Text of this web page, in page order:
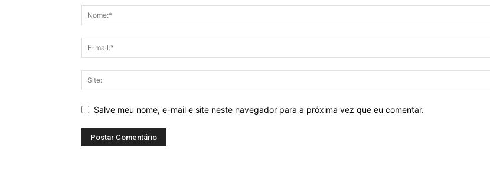
Salve meu nome, e-mail e site neste navegador para a próxima vez que eu comentar.